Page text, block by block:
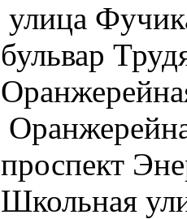
улица
бульвар
проспект
Школьная